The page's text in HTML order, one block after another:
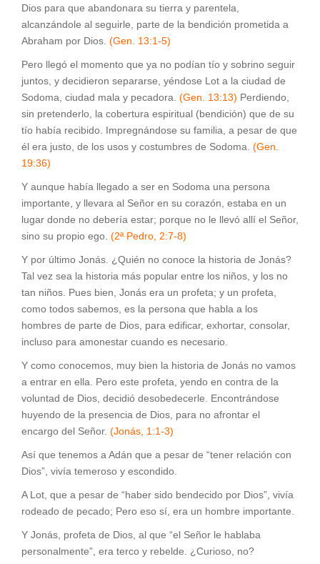
Dios para que abandonara su tierra y parentela,
alcanzándole al seguirle, parte de la bendición prometida a
Abraham por Dios. (Gen. 13:1-5)
Pero llegó el momento que ya no podían tío y sobrino seguir
juntos, y decidieron separarse, yéndose Lot a la ciudad de
Sodoma, ciudad mala y pecadora. (Gen. 13:13) Perdiendo,
sin pretenderlo, la cobertura espiritual (bendición) que de su
tío había recibido. Impregnándose su familia, a pesar de que
él era justo, de los usos y costumbres de Sodoma. (Gen.
19:36)
Y aunque había llegado a ser en Sodoma una persona
importante, y llevara al Señor en su corazón, estaba en un
lugar donde no debería estar; porque no le llevó allí el Señor,
sino su propio ego. (2ª Pedro, 2:7-8)
Y por último Jonás. ¿Quién no conoce la historia de Jonás?
Tal vez sea la historia más popular entre los niños, y los no
tan niños. Pues bien, Jonás era un profeta; y un profeta,
como todos sabemos, es la persona que habla a los
hombres de parte de Dios, para edificar, exhortar, consolar,
incluso para amonestar cuando es necesario.
Y como conocemos, muy bien la historia de Jonás no vamos
a entrar en ella. Pero este profeta, yendo en contra de la
voluntad de Dios, decidió desobedecerle. Encontrándose
huyendo de la presencia de Dios, para no afrontar el
encargo del Señor. (Jonás, 1:1-3)
Así que tenemos a Adán que a pesar de “tener relación con
Dios”, vivía temeroso y escondido.
A Lot, que a pesar de “haber sido bendecido por Dios”, vivía
rodeado de pecado; Pero eso sí, era un hombre importante.
Y Jonás, profeta de Dios, al que “el Señor le hablaba
personalmente”, era terco y rebelde. ¿Curioso, no?